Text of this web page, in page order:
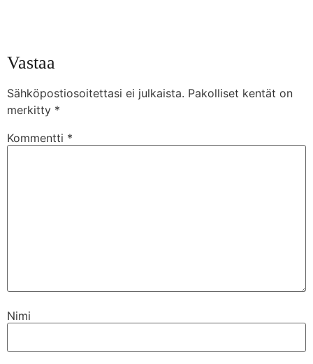
Vastaa
Sähköpostiosoitettasi ei julkaista. Pakolliset kentät on
merkitty *
Kommentti *
Nimi